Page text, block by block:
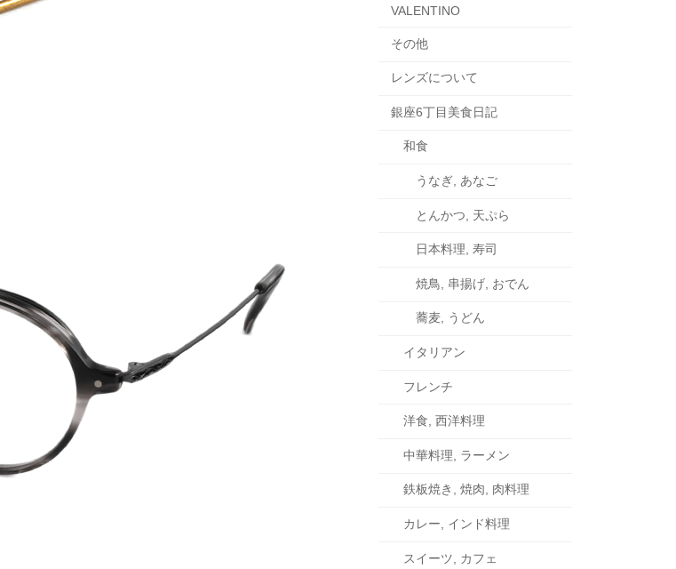
VALENTINO
その他
レンズについて
銀座6丁目美食日記
和食
うなぎ, あなご
とんかつ, 天ぷら
日本料理, 寿司
焼鳥, 串揚げ, おでん
蕎麦, うどん
イタリアン
フレンチ
洋食, 西洋料理
中華料理, ラーメン
鉄板焼き, 焼肉, 肉料理
カレー, インド料理
スイーツ, カフェ